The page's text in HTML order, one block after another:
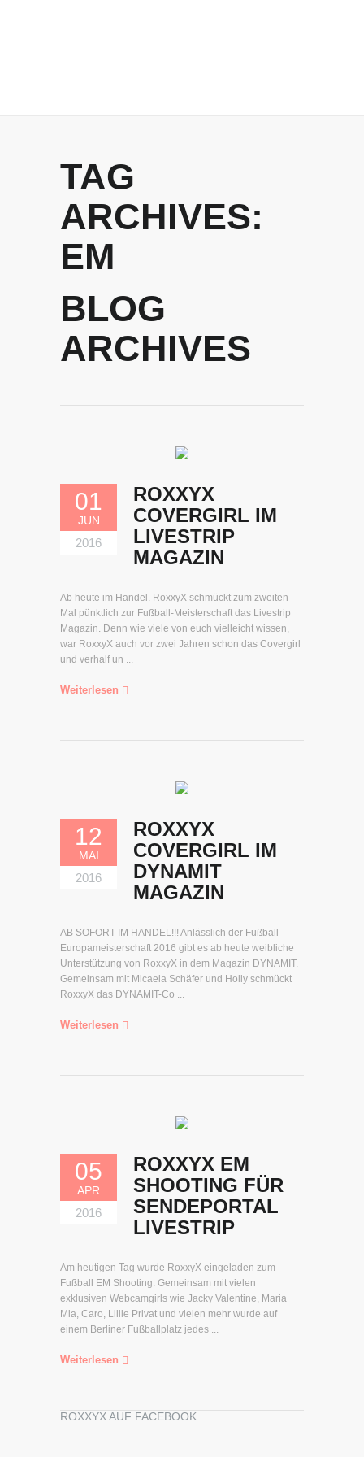
TAG
ARCHIVES:
EM
BLOG
ARCHIVES
01
JUN
2016
ROXXYX
COVERGIRL IM
LIVESTRIP
MAGAZIN
Ab heute im Handel. RoxxyX schmückt zum zweiten
Mal pünktlich zur Fußball-Meisterschaft das Livestrip
Magazin. Denn wie viele von euch vielleicht wissen,
war RoxxyX auch vor zwei Jahren schon das Covergirl
und verhalf un ...
Weiterlesen
12
MAI
2016
ROXXYX
COVERGIRL IM
DYNAMIT
MAGAZIN
AB SOFORT IM HANDEL!!! Anlässlich der Fußball
Europameisterschaft 2016 gibt es ab heute weibliche
Unterstützung von RoxxyX in dem Magazin DYNAMIT.
Gemeinsam mit Micaela Schäfer und Holly schmückt
RoxxyX das DYNAMIT-Co ...
Weiterlesen
05
APR
2016
ROXXYX EM
SHOOTING FÜR
SENDEPORTAL
LIVESTRIP
Am heutigen Tag wurde RoxxyX eingeladen zum
Fußball EM Shooting. Gemeinsam mit vielen
exklusiven Webcamgirls wie Jacky Valentine, Maria
Mia, Caro, Lillie Privat und vielen mehr wurde auf
einem Berliner Fußballplatz jedes ...
Weiterlesen
ROXXYX AUF FACEBOOK